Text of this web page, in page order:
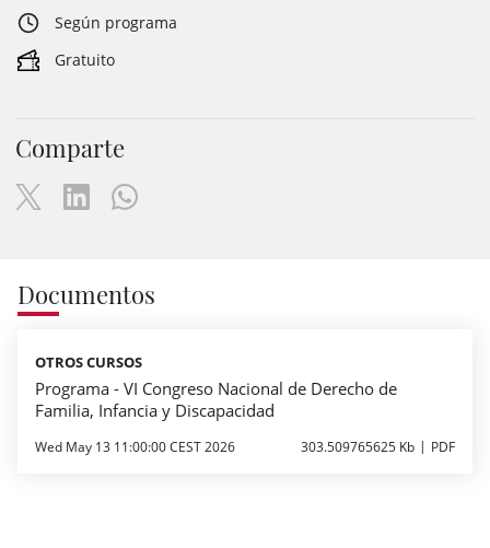
Según programa
Gratuito
Comparte
Documentos
OTROS CURSOS
Programa - VI Congreso Nacional de Derecho de
Familia, Infancia y Discapacidad
Wed May 13 11:00:00 CEST 2026 303.509765625 Kb PDF